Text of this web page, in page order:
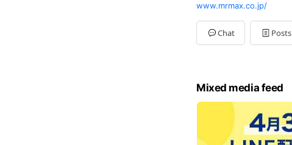
www.mrmax.co.jp/
Chat Posts
Mixed media feed